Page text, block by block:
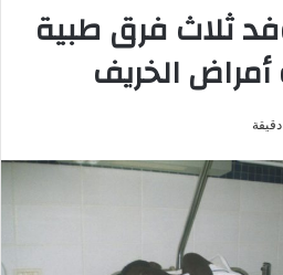
ثلاث فرق طبية
أمراض الخريف